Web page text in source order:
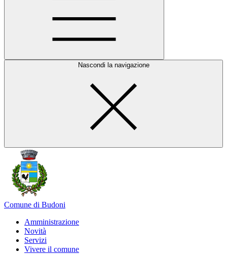
Nascondi la navigazione
Comune di Budoni
Amministrazione
Novità
Servizi
Vivere il comune